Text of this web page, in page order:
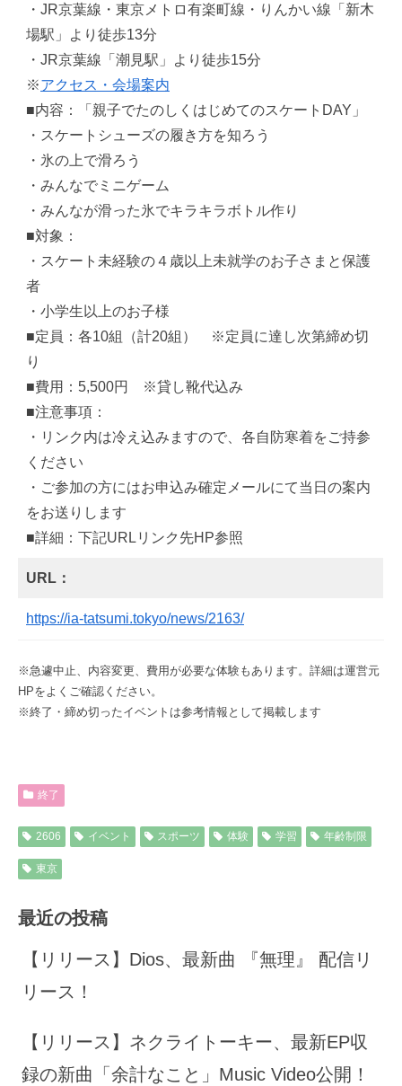
・JR京葉線・東京メトロ有楽町線・りんかい線「新木
場駅」より徒歩13分
・JR京葉線「潮見駅」より徒歩15分
※アクセス・会場案内
■内容：「親子でたのしくはじめてのスケートDAY」
・スケートシューズの履き方を知ろう
・氷の上で滑ろう
・みんなでミニゲーム
・みんなが滑った氷でキラキラボトル作り
■対象：
・スケート未経験の４歳以上未就学のお子さまと保護
者
・小学生以上のお子様
■定員：各10組（計20組） ※定員に達し次第締め切
り
■費用：5,500円 ※貸し靴代込み
■注意事項：
・リンク内は冷え込みますので、各自防寒着をご持参
ください
・ご参加の方にはお申込み確定メールにて当日の案内
をお送りします
■詳細：下記URLリンク先HP参照
URL：
https://ia-tatsumi.tokyo/news/2163/
※急遽中止、内容変更、費用が必要な体験もあります。詳細は運営元
HPをよくご確認ください。
※終了・締め切ったイベントは参考情報として掲載します
終了
2606 イベント スポーツ 体験 学習 年齢制限
東京
最近の投稿
【リリース】Dios、最新曲 『無理』 配信リ
リース！
【リリース】ネクライトーキー、最新EP収
録の新曲「余計なこと」Music Video公開！